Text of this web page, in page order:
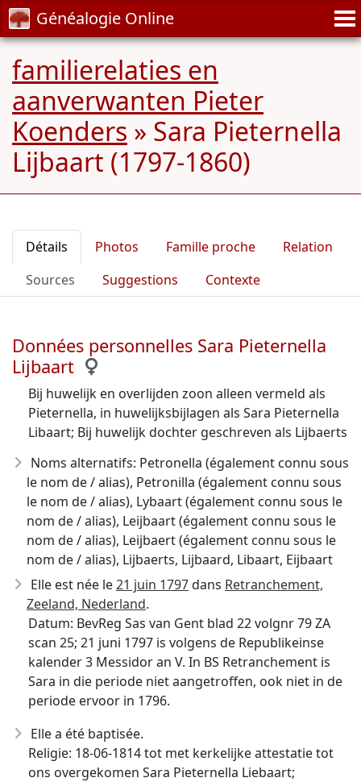
Généalogie Online
familierelaties en
aanverwanten Pieter
Koenders » Sara Pieternella
Lijbaart (1797-1860)
Détails Photos Famille proche
Relation
Sources
Suggestions Contexte
Données personnelles Sara Pieternella
Lijbaart
Bij huwelijk en overlijden zoon alleen vermeld als
Pieternella, in huwelijksbijlagen als Sara Pieternella
Libaart; Bij huwelijk dochter geschreven als Lijbaerts
Noms alternatifs: Petronella (également connu sous
le nom de / alias), Petronilla (également connu sous
le nom de / alias), Lybaart (également connu sous le
nom de / alias), Leijbaart (également connu sous le
nom de / alias), Leijbaert (également connu sous le
nom de / alias), Lijbaerts, Lijbaard, Libaart, Eijbaart
Elle est née le21 juin 1797dans Retranchement,
Zeeland, Nederland.
Datum: BevReg Sas van Gent blad 22 volgnr 79 ZA
scan 25; 21 juni 1797 is volgens de Republikeinse
kalender 3 Messidor an V. In BS Retranchement is
Sara in die periode niet aangetroffen, ook niet in de
periode ervoor in 1796.
Elle a été baptisée.
Religie: 18-06-1814 tot met kerkelijke attestatie tot
ons overgekomen Sara Pieternella Liebaart;